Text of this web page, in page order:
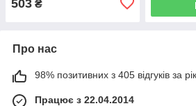
503 ₴
Про нас
98% позитивних з 405 відгуків за рік
Працює з 22.04.2014